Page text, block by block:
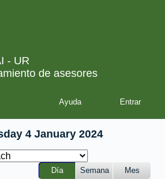
- UR
de asesores
Ayuda
4 January 2024
Día Semana Mes